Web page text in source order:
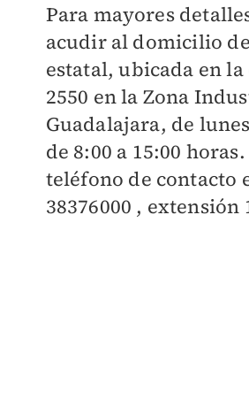
Para mayores
acudir al domicilio
estatal, ubicada en la
2550 en la Zona
Guadalajara, de
de 8:00 a 15:00
teléfono de contacto
38376000 , extensión